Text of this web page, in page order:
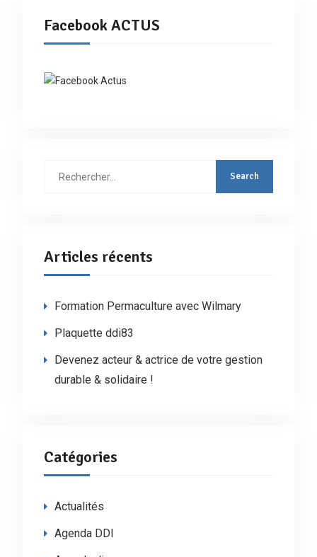
Facebook ACTUS
Articles récents
Formation Permaculture avec Wilmary
Plaquette ddi83
Devenez acteur & actrice de votre gestion
durable & solidaire !
Catégories
Actualités
Agenda DDI